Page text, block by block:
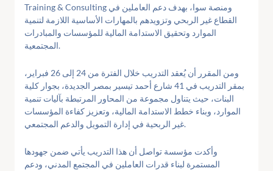
Training & Consulting ومنصة سوا، بهدف دعم العاملين في
القطاع غير الربحي وتزويدهم بالمهارات الأساسية اللازمة لتنمية
الموارد وتحقيق الاستدامة المالية للمؤسسات والمبادرات
المجتمعية.
ومن المقرر أن يُعقد التدريب خلال الفترة من 24 إلى 26 فبراير،
بمقر التدريب في 41 شارع أحمد تيسير بمصر الجديدة، بجوار كلية
البنات، حيث يتناول مجموعة من المحاور المرتبطة بآليات تنمية
الموارد، وبناء خطط الاستدامة المالية، وتعزيز كفاءة المؤسسات
غير الربحية في إدارة التمويل والدعم المجتمعي.
وأكدت مؤسسة تواصل أن هذا التدريب يأتي ضمن جهودها
المستمرة لبناء قدرات العاملين في المجتمع المدني، ودعم